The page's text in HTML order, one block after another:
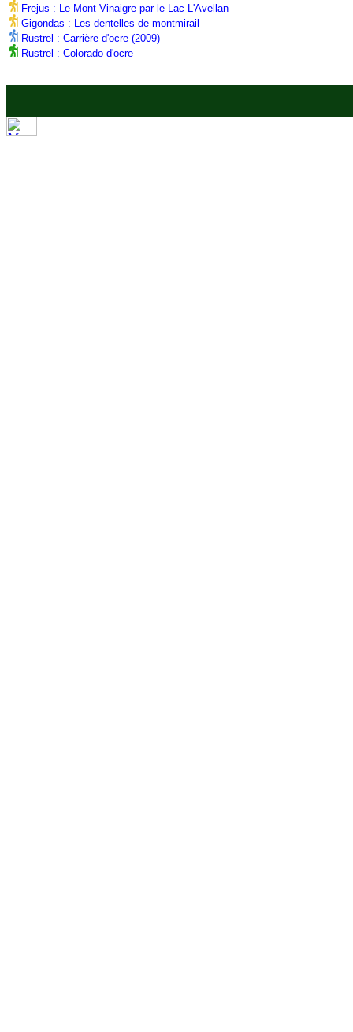
Frejus : Le Mont Vinaigre par le Lac L'Avellan
Gigondas : Les dentelles de montmirail
Rustrel : Carrière d'ocre (2009)
Rustrel : Colorado d'ocre